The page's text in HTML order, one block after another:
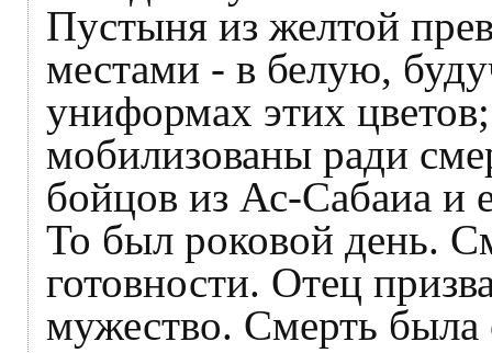
Пустыня из желтой
местами - в белую,
униформах этих
мобилизованы ради
бойцов из Ас-Сабаиа и
То был роковой день.
готовности. Отец
мужество. Смерть